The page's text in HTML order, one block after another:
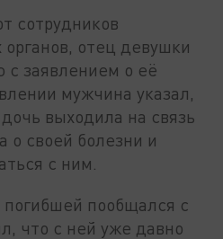
сотрудников
отец девушки
с заявлением о её
мужчина указал,
выходила на связь
о своей болезни и
с ним.
погибшей пообщался с
что с ней уже давно